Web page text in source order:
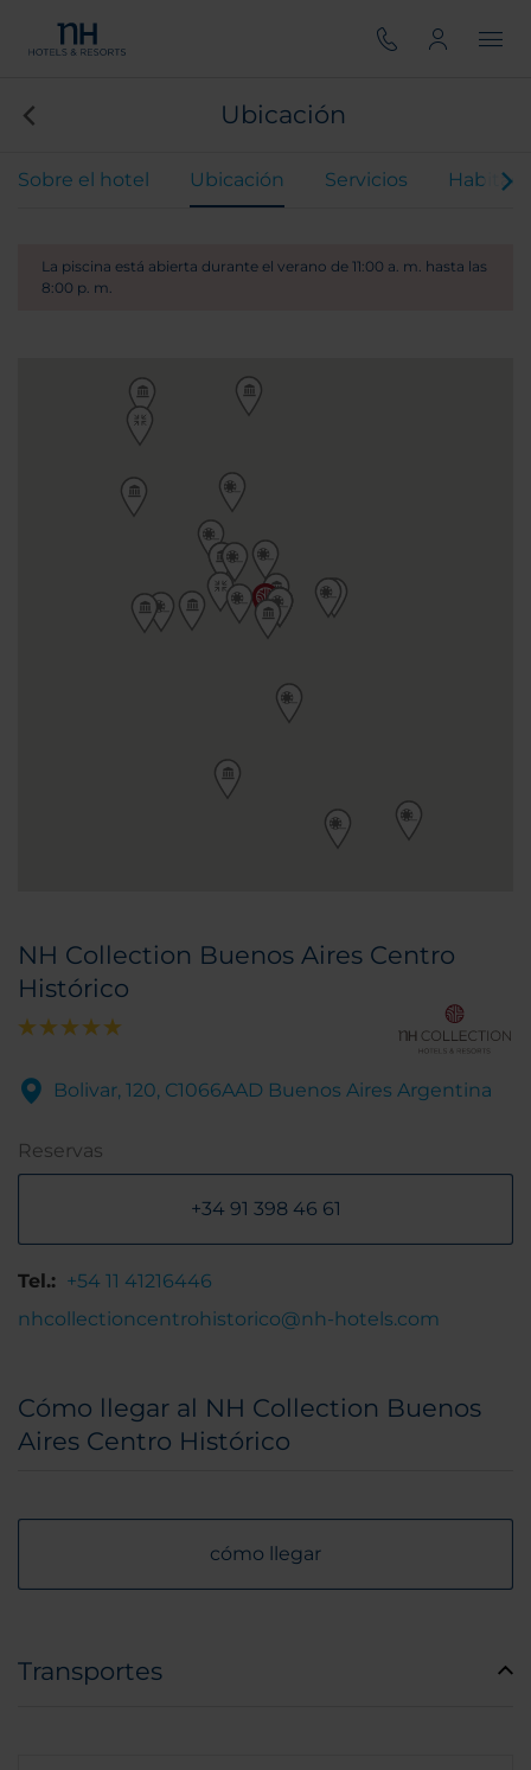
Ubicación
Sobre el hotel Ubicación Servicios
La piscina está abierta durante el verano de 11:00 a. m. hasta las
8:00 p. m.
NH Collection Buenos Aires Centro
Histórico
Bolivar, 120, C1066AAD Buenos Aires Argentina
Reservas
+34 91 398 46 61
Tel.: +54 11 41216446
nhcollectioncentrohistorico@nh-hotels.com
Cómo llegar al NH Collection Buenos
Aires Centro Histórico
cómo llegar
Transportes